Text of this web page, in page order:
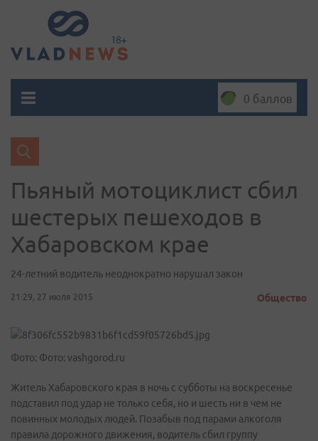
0 баллов
Пьяный мотоциклист сбил
шестерых пешеходов в
Хабаровском крае
24-летний водитель неоднократно нарушал закон
21:29, 27 июля 2015 Общество
Фото: Фото: vashgorod.ru
Житель Хабаровского края в ночь с субботы на воскресенье
подставил под удар не только себя, но и шесть ни в чем не
повинных молодых людей. Позабыв под парами алкоголя
правила дорожного движения, водитель сбил группу